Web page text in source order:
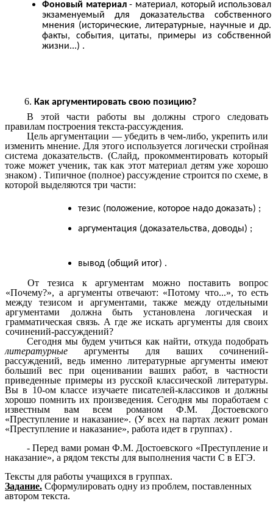
Фоновый материал- материал, который использовал
экзаменуемый для доказательства собственного
мнения (исторические, литературные, научные и др.
факты, события, цитаты, примеры из собственной
жизни...) .
Как аргументировать свою позицию?
В этой части работы вы должны строго следовать
правилам построения текста-рассуждения.
Цель аргументации — убедить в чем-либо, укрепить или
изменить мнение. Для этого используется логически стройная
система доказательств. (Слайд, прокомментировать который
тоже может ученик, так как этот материал детям уже хорошо
знаком) . Типичное (полное) рассуждение строится по схеме, в
которой выделяются три части:
тезис (положение, которое надо доказать) ;
аргументация (доказательства, доводы) ;
вывод (общий итог) .
От тезиса к аргументам можно поставить вопрос
«Почему?», а аргументы отвечают: «Потому что...», то есть
между тезисом и аргументами, также между отдельными
аргументами должна быть установлена логическая и
грамматическая связь. А где же искать аргументы для своих
сочинений-рассуждений?
Сегодня мы будем учиться как найти, откуда подобрать
литературные аргументы для ваших сочинений-
рассуждений, ведь именно литературные аргументы имеют
больший вес при оценивании ваших работ, в частности
приведенные примеры из русской классической литературы.
Вы в 10-ом классе изучаете писателей-классиков и должны
хорошо помнить их произведения. Сегодня мы поработаем с
известным вам всем романом Ф.М. Достоевского
«Преступление и наказание». (У всех на партах лежит роман
«Преступление и наказание», работа идет в группах) .
- Перед вами роман Ф.М. Достоевского «Преступление и
наказание», а рядом тексты для выполнения части С в ЕГЭ.
Тексты для работы учащихся в группах.
Задание. Сформулировать одну из проблем, поставленных
автором текста.